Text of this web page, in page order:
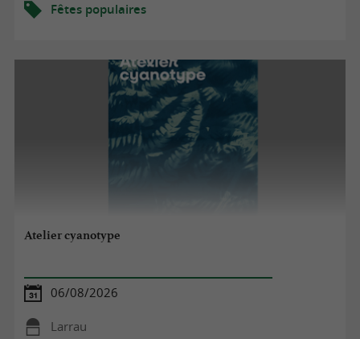
Fêtes populaires
Atelier cyanotype
06/08/2026
Larrau